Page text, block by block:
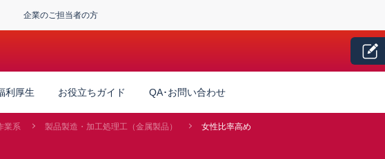
企業のご担当者の方
利厚生 お役立ちガイド QA･お問い合わせ
業系 製品製造・加工処理工（金属製品） 女性比率高め